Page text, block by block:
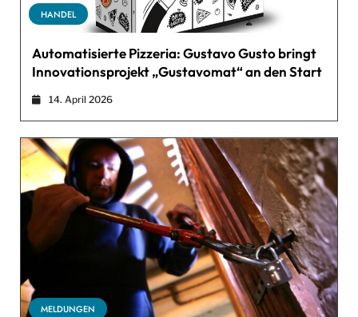
HANDEL
Automatisierte Pizzeria: Gustavo Gusto bringt
Innovationsprojekt „Gustavomat“ an den Start
14. April 2026
MELDUNGEN